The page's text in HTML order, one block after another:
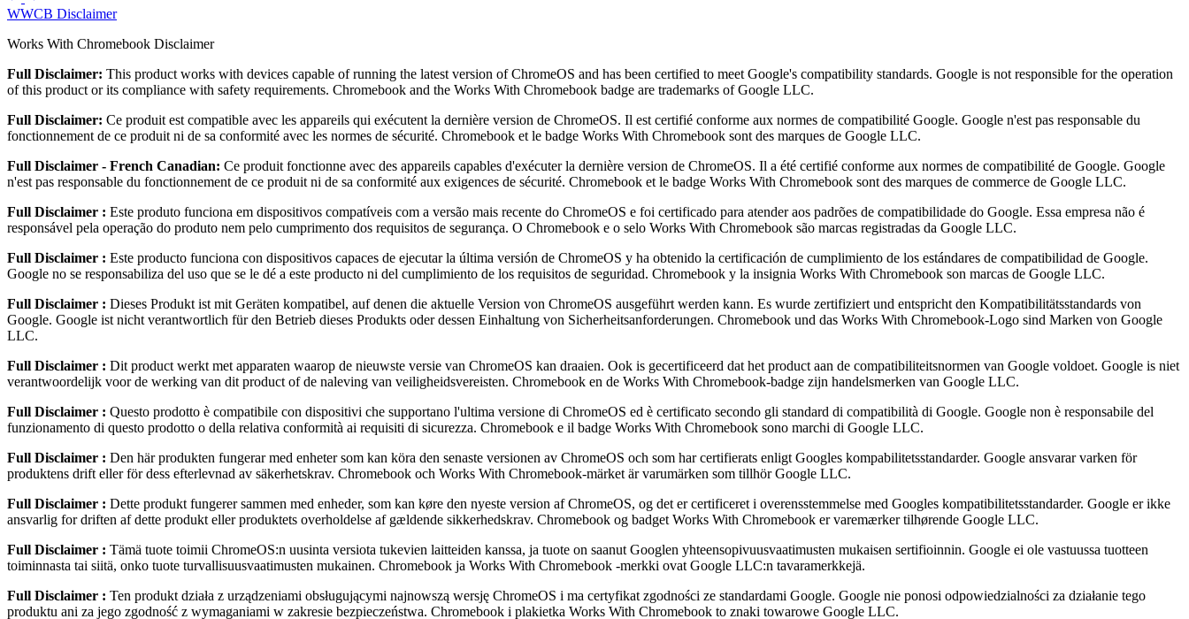
WWCB Disclaimer
Works With Chromebook Disclaimer
Full Disclaimer: This product works with devices capable of running the latest version of ChromeOS and has been certified to meet Google's compatibility standards. Google is not responsible for the operation
of this product or its compliance with safety requirements. Chromebook and the Works With Chromebook badge are trademarks of Google LLC.
Full Disclaimer: Ce produit est compatible avec les appareils qui exécutent la dernière version de ChromeOS. Il est certifié conforme aux normes de compatibilité Google. Google n'est pas responsable du
fonctionnement de ce produit ni de sa conformité avec les normes de sécurité. Chromebook et le badge Works With Chromebook sont des marques de Google LLC.
Full Disclaimer - French Canadian: Ce produit fonctionne avec des appareils capables d'exécuter la dernière version de ChromeOS. Il a été certifié conforme aux normes de compatibilité de Google. Google
n'est pas responsable du fonctionnement de ce produit ni de sa conformité aux exigences de sécurité. Chromebook et le badge Works With Chromebook sont des marques de commerce de Google LLC.
Full Disclaimer : Este produto funciona em dispositivos compatíveis com a versão mais recente do ChromeOS e foi certificado para atender aos padrões de compatibilidade do Google. Essa empresa não é
responsável pela operação do produto nem pelo cumprimento dos requisitos de segurança. O Chromebook e o selo Works With Chromebook são marcas registradas da Google LLC.
Full Disclaimer : Este producto funciona con dispositivos capaces de ejecutar la última versión de ChromeOS y ha obtenido la certificación de cumplimiento de los estándares de compatibilidad de Google.
Google no se responsabiliza del uso que se le dé a este producto ni del cumplimiento de los requisitos de seguridad. Chromebook y la insignia Works With Chromebook son marcas de Google LLC.
Full Disclaimer : Dieses Produkt ist mit Geräten kompatibel, auf denen die aktuelle Version von ChromeOS ausgeführt werden kann. Es wurde zertifiziert und entspricht den Kompatibilitätsstandards von
Google. Google ist nicht verantwortlich für den Betrieb dieses Produkts oder dessen Einhaltung von Sicherheitsanforderungen. Chromebook und das Works With Chromebook-Logo sind Marken von Google
LLC.
Full Disclaimer : Dit product werkt met apparaten waarop de nieuwste versie van ChromeOS kan draaien. Ook is gecertificeerd dat het product aan de compatibiliteitsnormen van Google voldoet. Google is niet
verantwoordelijk voor de werking van dit product of de naleving van veiligheidsvereisten. Chromebook en de Works With Chromebook-badge zijn handelsmerken van Google LLC.
Full Disclaimer : Questo prodotto è compatibile con dispositivi che supportano l'ultima versione di ChromeOS ed è certificato secondo gli standard di compatibilità di Google. Google non è responsabile del
funzionamento di questo prodotto o della relativa conformità ai requisiti di sicurezza. Chromebook e il badge Works With Chromebook sono marchi di Google LLC.
Full Disclaimer : Den här produkten fungerar med enheter som kan köra den senaste versionen av ChromeOS och som har certifierats enligt Googles kompabilitetsstandarder. Google ansvarar varken för
produktens drift eller för dess efterlevnad av säkerhetskrav. Chromebook och Works With Chromebook-märket är varumärken som tillhör Google LLC.
Full Disclaimer : Dette produkt fungerer sammen med enheder, som kan køre den nyeste version af ChromeOS, og det er certificeret i overensstemmelse med Googles kompatibilitetsstandarder. Google er ikke
ansvarlig for driften af dette produkt eller produktets overholdelse af gældende sikkerhedskrav. Chromebook og badget Works With Chromebook er varemærker tilhørende Google LLC.
Full Disclaimer : Tämä tuote toimii ChromeOS:n uusinta versiota tukevien laitteiden kanssa, ja tuote on saanut Googlen yhteensopivuusvaatimusten mukaisen sertifioinnin. Google ei ole vastuussa tuotteen
toiminnasta tai siitä, onko tuote turvallisuusvaatimusten mukainen. Chromebook ja Works With Chromebook ‑merkki ovat Google LLC:n tavaramerkkejä.
Full Disclaimer : Ten produkt działa z urządzeniami obsługującymi najnowszą wersję ChromeOS i ma certyfikat zgodności ze standardami Google. Google nie ponosi odpowiedzialności za działanie tego
produktu ani za jego zgodność z wymaganiami w zakresie bezpieczeństwa. Chromebook i plakietka Works With Chromebook to znaki towarowe Google LLC.